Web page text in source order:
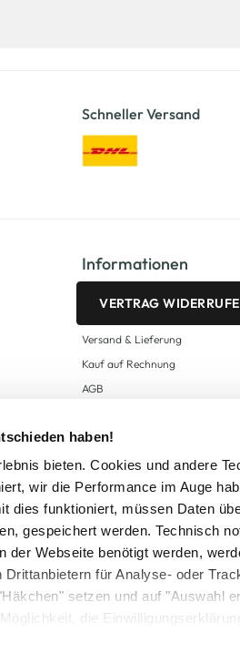
haben!
bieten. Cookies und andere
wir die Performance im Auge
dies funktioniert, müssen Daten
gespeichert werden. Technisch
Webseite benötigt werden,
für Analyse- oder
setzen und auf "Auswahl
die
Schneller Versand
Informationen
VERTRAG
Versand & Lieferung
Kauf auf Rechnung
AGB
Zahlungsarten
Datenschutz
AWG CARD